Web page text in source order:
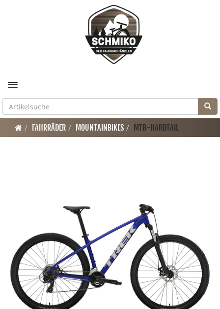
Toggle navigation
FAHRRÄDER MOUNTAINBIKES MTB-HARDTAIL